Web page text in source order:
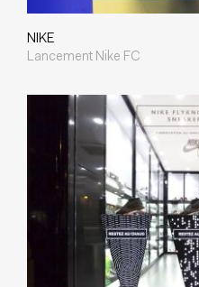
NIKE
Lancement Nike FC